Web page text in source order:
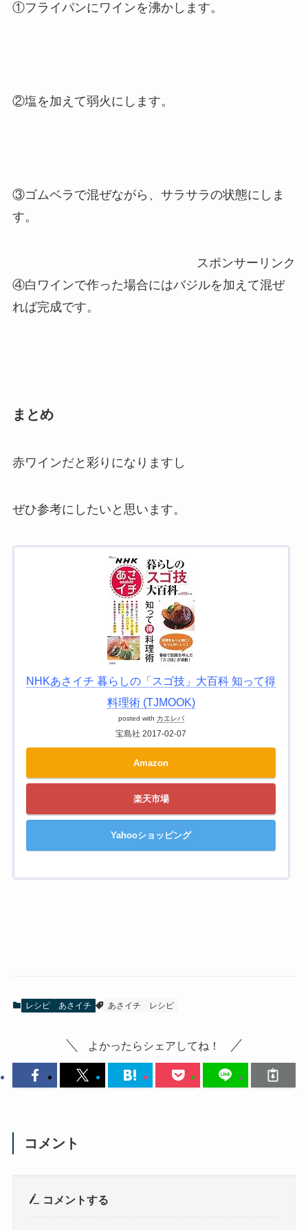
①フライパンにワインを沸かします。
②塩を加えて弱火にします。
③ゴムベラで混ぜながら、サラサラの状態にしま
す。
スポンサーリンク
④白ワインで作った場合にはバジルを加えて混ぜ
れば完成です。
まとめ
赤ワインだと彩りになりますし
ぜひ参考にしたいと思います。
NHKあさイチ 暮らしの「スゴ技」大百科 知って得
料理術 (TJMOOK)
posted with カエレバ
宝島社 2017-02-07
Amazon
楽天市場
Yahooショッピング
レシピ あさイチ あさイチ レシピ
よかったらシェアしてね！
コメント
コメントする